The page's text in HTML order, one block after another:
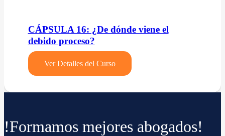
CÁPSULA 16: ¿De dónde viene el
debido proceso?
Ver Detalles del Curso
!Formamos mejores abogados!